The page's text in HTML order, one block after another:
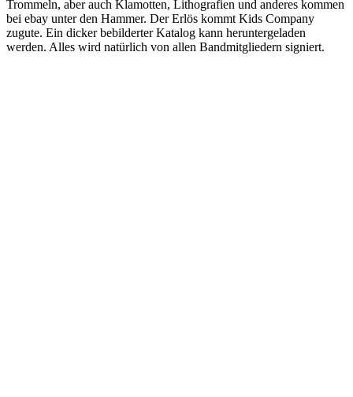
Trommeln, aber auch Klamotten, Lithografien und anderes kommen
bei ebay unter den Hammer. Der Erlös kommt Kids Company
zugute. Ein dicker bebilderter Katalog kann heruntergeladen
werden. Alles wird natürlich von allen Bandmitgliedern signiert.